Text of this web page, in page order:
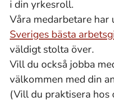
i din yrkesroll.
Våra medarbetare
Sveriges bästa
väldigt stolta över.
Vill du också jobba
välkommen med din
(Vill du praktisera hos